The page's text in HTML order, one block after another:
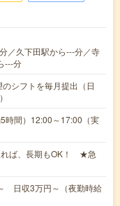
／久下田駅から---分／寺
---分
シフトを毎月提出（日
間）12:00～17:00（実
ば、長期もOK！ ★急
日収3万円～（夜勤時給